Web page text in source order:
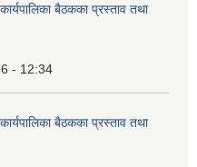
बैठकका प्रस्ताव तथा
- 12:34
बैठकका प्रस्ताव तथा